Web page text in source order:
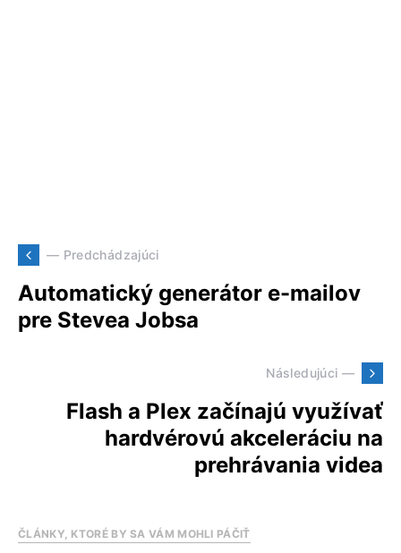
— Predchádzajúci
Automatický generátor e-mailov
pre Stevea Jobsa
Následujúci —
Flash a Plex začínajú využívať
hardvérovú akceleráciu na
prehrávania videa
ČLÁNKY, KTORÉ BY SA VÁM MOHLI PÁČIŤ